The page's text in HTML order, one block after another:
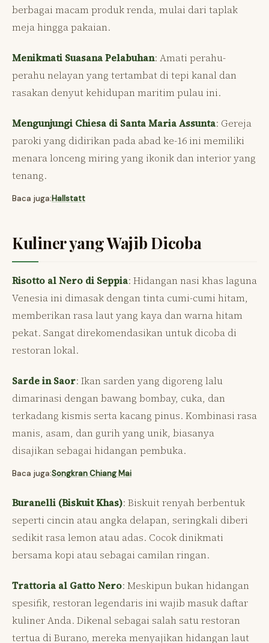
berbagai macam produk renda, mulai dari taplak
meja hingga pakaian.
Menikmati Suasana Pelabuhan: Amati perahu-
perahu nelayan yang tertambat di tepi kanal dan
rasakan denyut kehidupan maritim pulau ini.
Mengunjungi Chiesa di Santa Maria Assunta: Gereja
paroki yang didirikan pada abad ke-16 ini memiliki
menara lonceng miring yang ikonik dan interior yang
tenang.
Baca juga:Hallstatt
Kuliner yang Wajib Dicoba
Risotto al Nero di Seppia: Hidangan nasi khas laguna
Venesia ini dimasak dengan tinta cumi-cumi hitam,
memberikan rasa laut yang kaya dan warna hitam
pekat. Sangat direkomendasikan untuk dicoba di
restoran lokal.
Sarde in Saor: Ikan sarden yang digoreng lalu
dimarinasi dengan bawang bombay, cuka, dan
terkadang kismis serta kacang pinus. Kombinasi rasa
manis, asam, dan gurih yang unik, biasanya
disajikan sebagai hidangan pembuka.
Baca juga:Songkran Chiang Mai
Buranelli (Biskuit Khas): Biskuit renyah berbentuk
seperti cincin atau angka delapan, seringkali diberi
sedikit rasa lemon atau adas. Cocok dinikmati
bersama kopi atau sebagai camilan ringan.
Trattoria al Gatto Nero: Meskipun bukan hidangan
spesifik, restoran legendaris ini wajib masuk daftar
kuliner Anda. Dikenal sebagai salah satu restoran
tertua di Burano, mereka menyajikan hidangan laut